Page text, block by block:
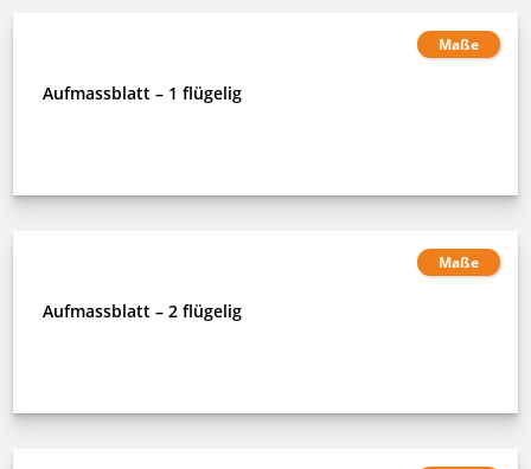
Maße
Aufmassblatt – 1 flügelig
Maße
Aufmassblatt – 2 flügelig